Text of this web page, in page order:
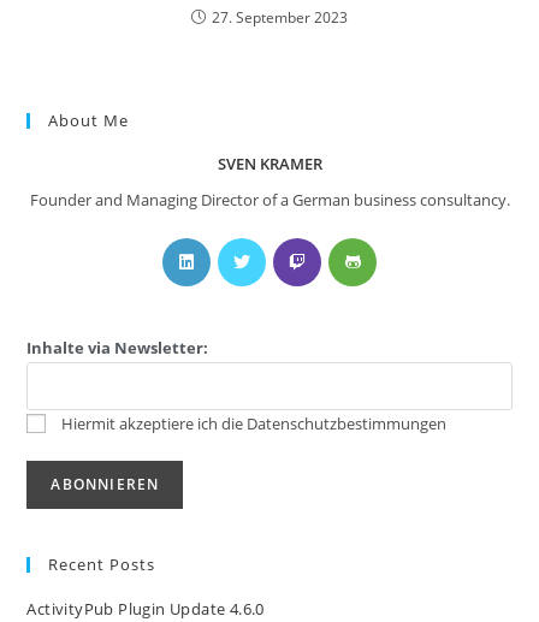
27. September 2023
About Me
SVEN KRAMER
Founder and Managing Director of a German business consultancy.
Inhalte via Newsletter:
Hiermit akzeptiere ich die Datenschutzbestimmungen
Recent Posts
ActivityPub Plugin Update 4.6.0